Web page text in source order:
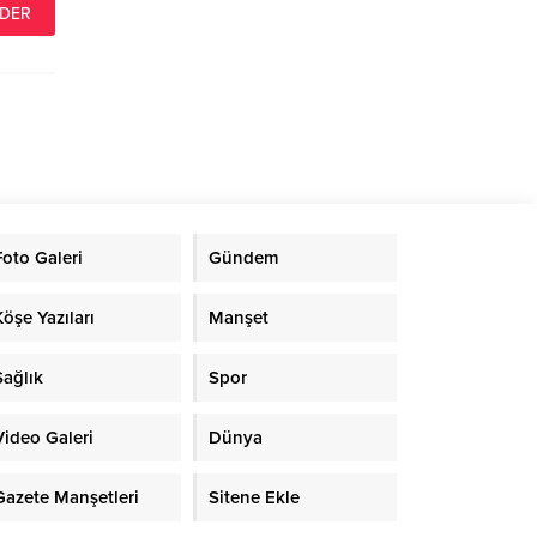
Galeri Gündem
Yazıları Manşet
Spor
Galeri Dünya
Manşetleri Sitene Ekle